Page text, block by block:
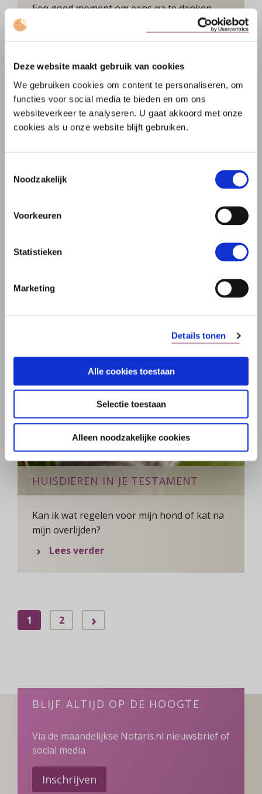
Deze website maakt gebruik van cookies
We gebruiken cookies om content te personaliseren, om
functies voor social media te bieden en om ons
websiteverkeer te analyseren. U gaat akkoord met onze
cookies als u onze website blijft gebruiken.
Noodzakelijk
Voorkeuren
Statistieken
Marketing
Details tonen
Alle cookies toestaan
Selectie toestaan
Alleen noodzakelijke cookies
Een goed moment om eens na te denken
HET TESTAMENTMOMENT VAN
Lees verder
over Het testamentmoment van
HUISDIEREN IN JE TESTAMENT
Kan ik wat regelen voor mijn hond of kat na
mijn overlijden?
Lees verderover Huisdieren in je testament
1 2 ›
BLIJF ALTIJD OP DE HOOGTE
Via de maandelijkse Notaris.nl nieuwsbrief of
social media
Inschrijven